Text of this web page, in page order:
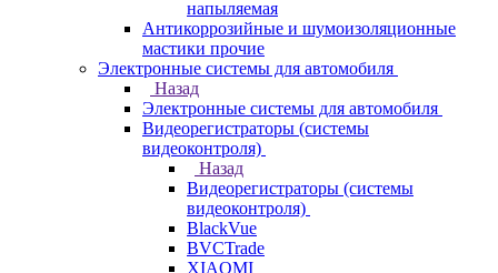
напыляемая
Антикоррозийные и шумоизоляционные
мастики прочие
Электронные системы для автомобиля
Назад
Электронные системы для автомобиля
Видеорегистраторы (системы
видеоконтроля)
Назад
Видеорегистраторы (системы
видеоконтроля)
BlackVue
BVCTrade
XIAOMI